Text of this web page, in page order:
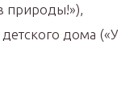
природы!»),
дома («У